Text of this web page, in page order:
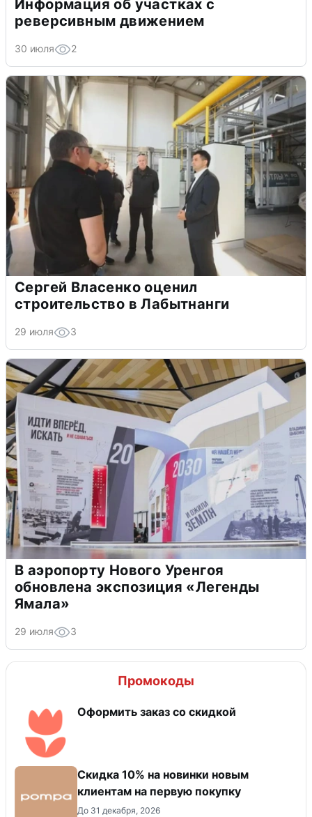
Информация об участках с
реверсивным движением
30 июля 2
Сергей Власенко оценил
строительство в Лабытнанги
29 июля 3
В аэропорту Нового Уренгоя
обновлена экспозиция «Легенды
Ямала»
29 июля 3
Промокоды
Оформить заказ со скидкой
Скидка 10% на новинки новым
клиентам на первую покупку
До 31 декабря, 2026